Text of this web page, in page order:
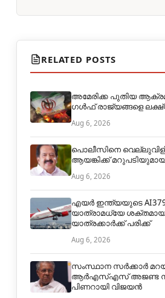
RELATED POSTS
അമേരിക്ക പുതിയ
ഗൾഫ് രാജ്യങ്ങളെ
Aug 6, 2026
പൊലീസിനെ
ആയങ്കിക്ക്
Aug 6, 2026
എയർ ഇന്ത്യയുടെ AI379
യാത്രാമധ്യേ
യാത്രക്കാർക്ക് പരിക്ക്
Aug 6, 2026
സംസ്ഥാന സർക്കാർ
ആർഎസ്എസ് അജണ്ട
പിണറായി വിജയൻ